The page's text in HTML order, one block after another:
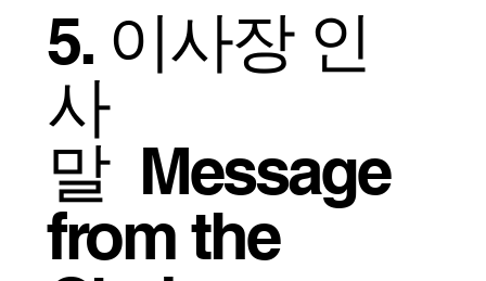
5. 이사장 인
사
말 Message
from the